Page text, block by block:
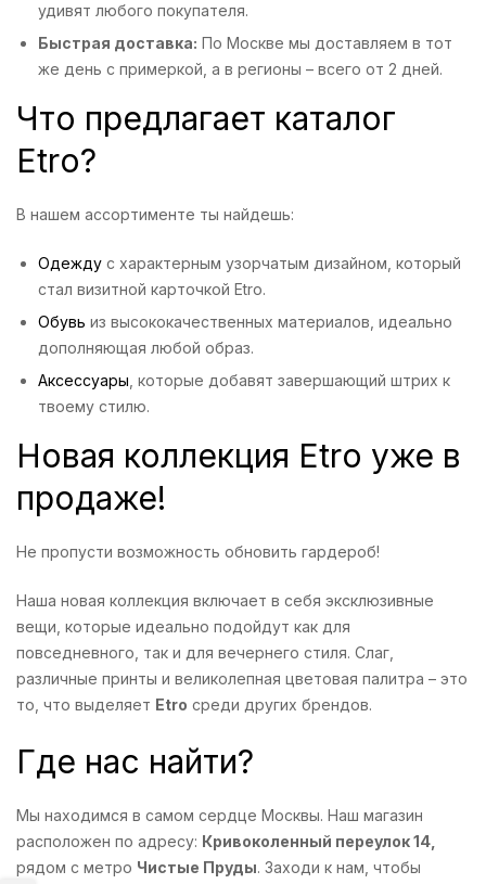
удивят любого покупателя.
Быстрая доставка: По Москве мы доставляем в тот
же день с примеркой, а в регионы – всего от 2 дней.
Что предлагает каталог
Etro?
В нашем ассортименте ты найдешь:
Одежду с характерным узорчатым дизайном, который
стал визитной карточкой Etro.
Обувь из высококачественных материалов, идеально
дополняющая любой образ.
Аксессуары , которые добавят завершающий штрих к
твоему стилю.
Новая коллекция Etro уже в
продаже!
Не пропусти возможность обновить гардероб!
Наша новая коллекция включает в себя эксклюзивные
вещи, которые идеально подойдут как для
повседневного, так и для вечернего стиля. Слаг,
различные принты и великолепная цветовая палитра – это
то, что выделяет Etro среди других брендов.
Где нас найти?
Мы находимся в самом сердце Москвы. Наш магазин
расположен по адресу: Кривоколенный переулок 14,
рядом с метро Чистые Пруды. Заходи к нам, чтобы